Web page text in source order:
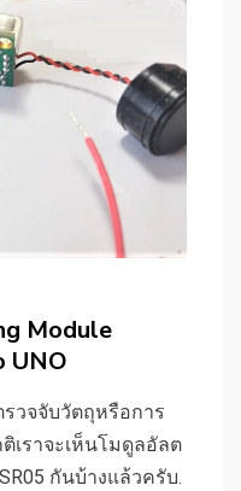
Module
UNO
วจจับวัตถุหรือการ
เราจะเห็นโมดูลอัลต
กันบ้างแล้วครับ.